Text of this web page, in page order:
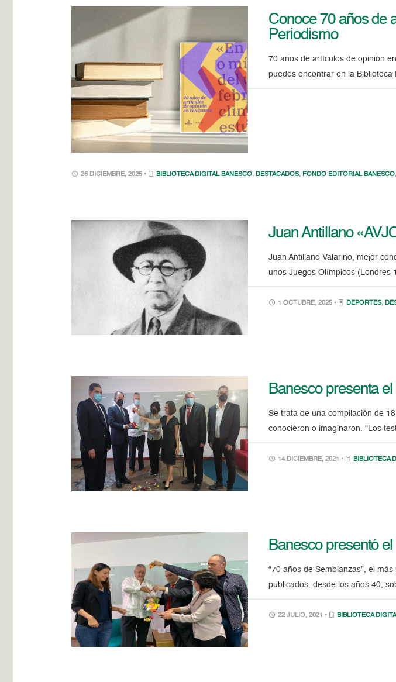
Conoce 70 años de
Periodismo
70 años de artículos de opinión
puedes encontrar en la
26 DICIEMBRE, 2025 • BIBLIOTECA DIGITAL BANESCO, DESTACADOS, FONDO EDITORIAL BANESCO,
Juan Antillano
Juan Antillano Valarino, mejor
unos Juegos Olímpicos (Londres
1 OCTUBRE, 2025 • DEPORTES,
Banesco presenta
Se trata de una compilación de
conocieron o imaginaron. “Los
14 DICIEMBRE, 2021 • BIBLIOTECA
Banesco presentó
“70 años de Semblanzas”, el
publicados, desde los años 40,
22 JULIO, 2021 • BIBLIOTECA